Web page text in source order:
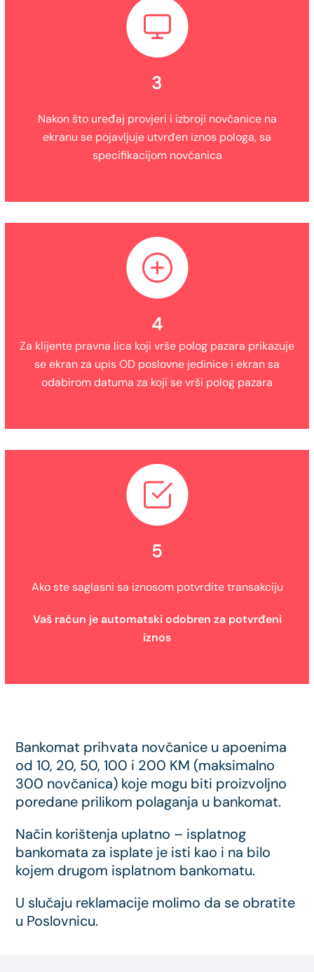
3
Nakon što uređaj provjeri i izbroji novčanice na
ekranu se pojavljuje utvrđen iznos pologa, sa
specifikacijom novčanica
4
Za klijente pravna lica koji vrše polog pazara prikazuje
se ekran za upis OD poslovne jedinice i ekran sa
odabirom datuma za koji se vrši polog pazara
5
Ako ste saglasni sa iznosom potvrdite transakciju
Vaš račun je automatski odobren za potvrđeni
iznos
Bankomat prihvata novčanice u apoenima
od 10, 20, 50, 100 i 200 KM (maksimalno
300 novčanica) koje mogu biti proizvoljno
poredane prilikom polaganja u bankomat.
Način korištenja uplatno – isplatnog
bankomata za isplate je isti kao i na bilo
kojem drugom isplatnom bankomatu.
U slučaju reklamacije molimo da se obratite
u Poslovnicu.